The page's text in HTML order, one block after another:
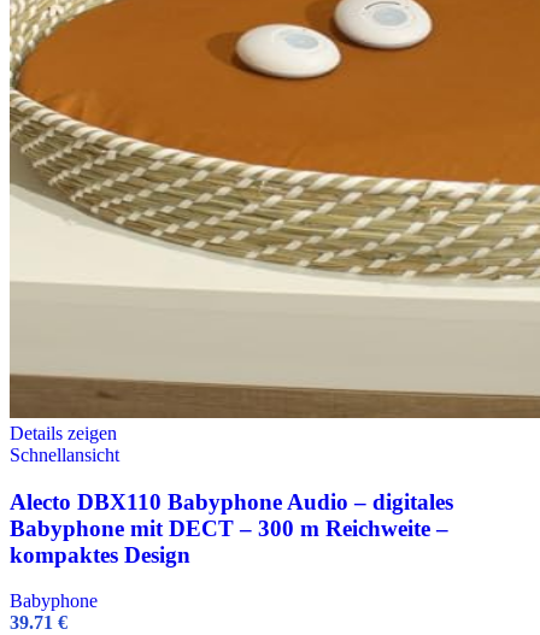
Details zeigen
Schnellansicht
Alecto DBX110 Babyphone Audio – digitales
Babyphone mit DECT – 300 m Reichweite –
kompaktes Design
Babyphone
39.71 €